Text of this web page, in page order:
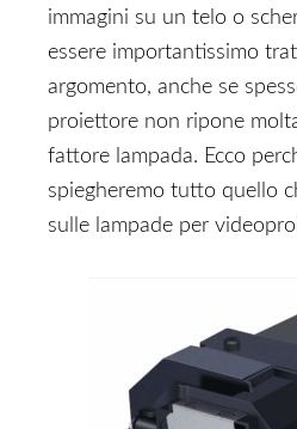
immagini su un telo o
essere importantissimo
argomento, anche se
proiettore non ripone
fattore lampada. Ecco
spiegheremo tutto quello
sulle lampade per